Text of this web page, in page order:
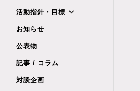
活動指針・目標
お知らせ
公表物
記事 / コラム
対談企画